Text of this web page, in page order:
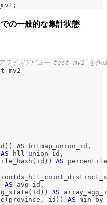
;
の一般的な集計状態
ライズドビュー test_mv2 を作
) ) AS bitmap_union_id ,
AS hll_union_id ,
( id ) ) AS
(
AS avg_id ,
( id ) ) AS
( province , id ) ) AS